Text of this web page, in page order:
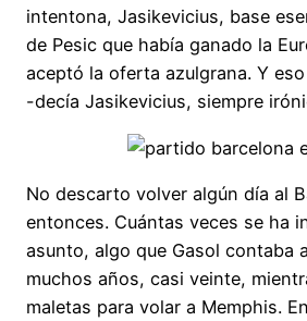
intentona, Jasikevicius, base
de Pesic que había ganado la
aceptó la oferta azulgrana. Y
-decía Jasikevicius, siempre
No descarto volver algún día al
entonces. Cuántas veces se ha
asunto, algo que Gasol contaba
muchos años, casi veinte,
maletas para volar a Memphis.